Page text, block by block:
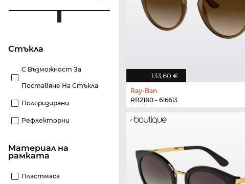
стъкла
С Възможност За
Поставяне На Стъкла
Поляризирани
Рефлекторни
материал на
рамката
Пластмаса
133,60 €
Ray-Ban
RB2180 - 616613